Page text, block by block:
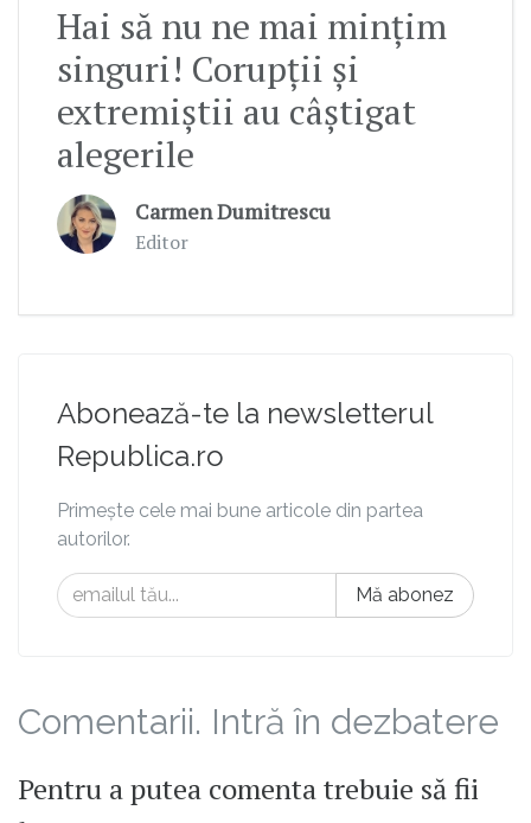
Hai să nu ne mai mințim
singuri! Corupții și
extremiștii au câștigat
alegerile
Carmen Dumitrescu
Editor
Abonează-te la newsletterul
Republica.ro
Primește cele mai bune articole din partea
autorilor.
Mă abonez
Comentarii. Intră în dezbatere
Pentru a putea comenta trebuie să fii